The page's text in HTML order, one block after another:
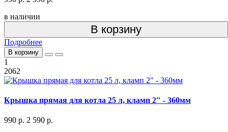
в наличии
В корзину
Подробнее
В корзину
1
2062
Крышка прямая для котла 25 л, кламп 2" - 360мм
990 р. 2 590 р.